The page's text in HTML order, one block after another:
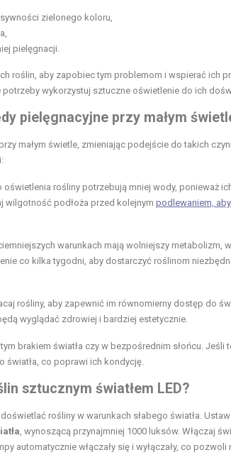
zielonego koloru,
pielęgnacji.
roślin, aby zapobiec tym problemom i wspierać ich
wykorzystuj sztuczne oświetlenie do ich
pielęgnacyjne przy małym
małym świetle, zmieniając podejście do takich
oświetlenia rośliny potrzebują mniej wody, ponieważ
wilgotność podłoża przed kolejnym podlewaniem,
ciemniejszych warunkach mają wolniejszy metabolizm,
co kilka tygodni, aby dostarczyć roślinom
rośliny, aby zapewnić im równomierny dostęp do
wyglądać zdrowiej i bardziej estetycznie.
brakiem światła czy w bezpośrednim słońcu.
światła, co poprawi ich kondycję.
sztucznym światłem LED?
rośliny w warunkach słabego światła.
, wynoszącą przynajmniej 1000 luksów. Włączaj
automatycznie włączały się i wyłączały, co